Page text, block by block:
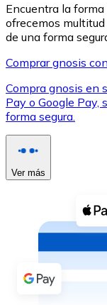
XRP
XRP
Ver todo
Compra
Comprar con
Transferencia
Encuentra la
ofrecemos
de una forma
Comprar gnosis
Compra gnosis en
Pay o Google Pay,
forma segura.
Ver más